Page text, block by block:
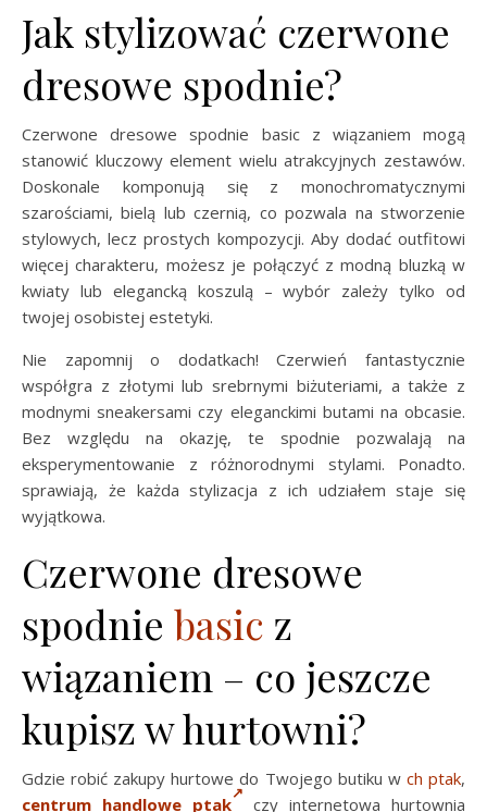
Jak stylizować czerwone
dresowe spodnie?
Czerwone dresowe spodnie basic z wiązaniem mogą
stanowić kluczowy element wielu atrakcyjnych zestawów.
Doskonale komponują się z monochromatycznymi
szarościami, bielą lub czernią, co pozwala na stworzenie
stylowych, lecz prostych kompozycji. Aby dodać outfitowi
więcej charakteru, możesz je połączyć z modną bluzką w
kwiaty lub elegancką koszulą – wybór zależy tylko od
twojej osobistej estetyki.
Nie zapomnij o dodatkach! Czerwień fantastycznie
współgra z złotymi lub srebrnymi biżuteriami, a także z
modnymi sneakersami czy eleganckimi butami na obcasie.
Bez względu na okazję, te spodnie pozwalają na
eksperymentowanie z różnorodnymi stylami. Ponadto.
sprawiają, że każda stylizacja z ich udziałem staje się
wyjątkowa.
Czerwone dresowe
spodnie basic z
wiązaniem – co jeszcze
kupisz w hurtowni?
Gdzie robić zakupy hurtowe do Twojego butiku w ch ptak,
centrum handlowe ptak
czy internetowa hurtownia